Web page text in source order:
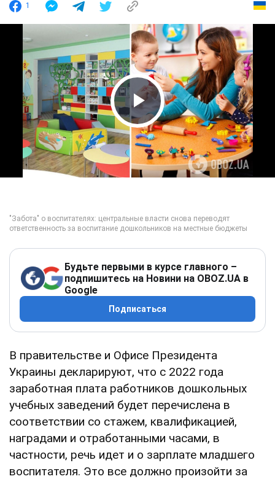
1
Play Video
Будьте первыми в курсе главного –
подпишитесь на Новини на OBOZ.UA в
Google
Подписаться
В правительстве и Офисе Президента
Украины декларируют, что с 2022 года
заработная плата работников дошкольных
учебных заведений будет перечислена в
соответствии со стажем, квалификацией,
наградами и отработанными часами, в
частности, речь идет и о зарплате младшего
воспитателя. Это все должно произойти за